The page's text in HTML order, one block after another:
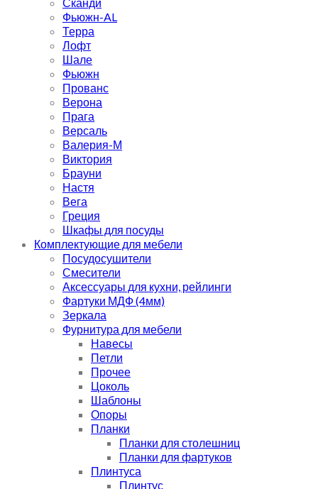
Сканди
Фьюжн-AL
Терра
Лофт
Шале
Фьюжн
Прованс
Верона
Прага
Версаль
Валерия-М
Виктория
Брауни
Настя
Вега
Греция
Шкафы для посуды
Комплектующие для мебели
Посудосушители
Смесители
Аксессуары для кухни, рейлинги
Фартуки МДФ (4мм)
Зеркала
Фурнитура для мебели
Навесы
Петли
Прочее
Цоколь
Шаблоны
Опоры
Планки
Планки для столешниц
Планки для фартуков
Плинтуса
Плинтус